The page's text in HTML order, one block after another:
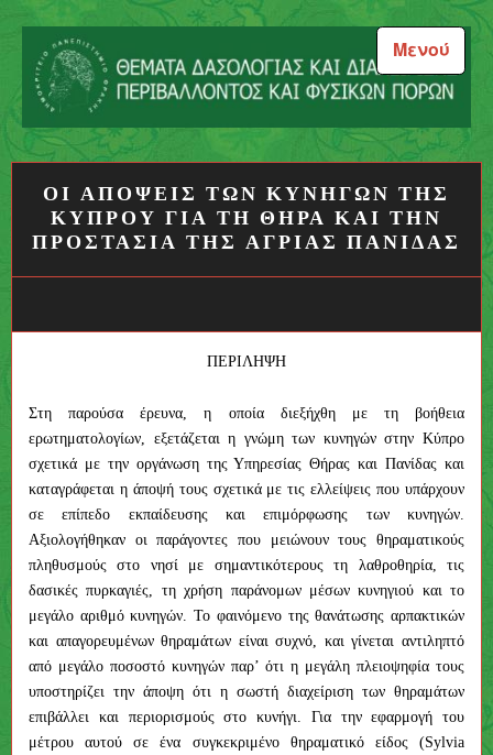
Μεταπηδήστε
περιεχόμενο
Θέματα Δασολογίας και
Διαχείρισης Περιβάλλοντος
και Φυσικών Πόρων
Μενού
ΟΙ ΑΠΟΨΕΙΣ ΤΩΝ ΚΥΝΗΓΩΝ ΤΗΣ
ΚΥΠΡΟΥ ΓΙΑ ΤΗ ΘΗΡΑ ΚΑΙ ΤΗΝ
ΠΡΟΣΤΑΣΙΑ ΤΗΣ ΑΓΡΙΑΣ ΠΑΝΙΔΑΣ
ΠΕΡΙΛΗΨΗ
Στη παρούσα έρευνα, η οποία διεξήχθη με τη βοήθεια
ερωτηματολογίων, εξετάζεται η γνώμη των κυνηγών στην Κύπρο
σχετικά με την οργάνωση της Υπηρεσίας Θήρας και Πανίδας και
καταγράφεται η άποψή τους σχετικά με τις ελλείψεις που υπάρχουν
σε επίπεδο εκπαίδευσης και επιμόρφωσης των κυνηγών.
Αξιολογήθηκαν οι παράγοντες που μειώνουν τους θηραματικούς
πληθυσμούς στο νησί με σημαντικότερους τη λαθροθηρία, τις
δασικές πυρκαγιές, τη χρήση παράνομων μέσων κυνηγιού και το
μεγάλο αριθμό κυνηγών. Το φαινόμενο της θανάτωσης αρπακτικών
και απαγορευμένων θηραμάτων είναι συχνό, και γίνεται αντιληπτό
από μεγάλο ποσοστό κυνηγών παρ’ ότι η μεγάλη πλειοψηφία τους
υποστηρίζει την άποψη ότι η σωστή διαχείριση των θηραμάτων
επιβάλλει και περιορισμούς στο κυνήγι. Για την εφαρμογή του
μέτρου αυτού σε ένα συγκεκριμένο θηραματικό είδος (Sylvia